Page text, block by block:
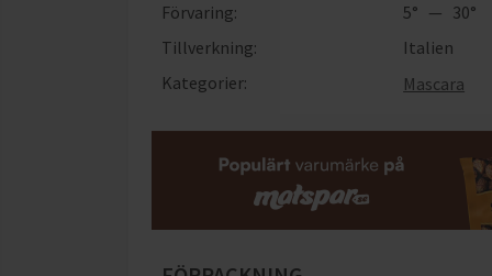
Förvaring:
5° — 30°
Tillverkning:
Italien
Kategorier:
Mascara